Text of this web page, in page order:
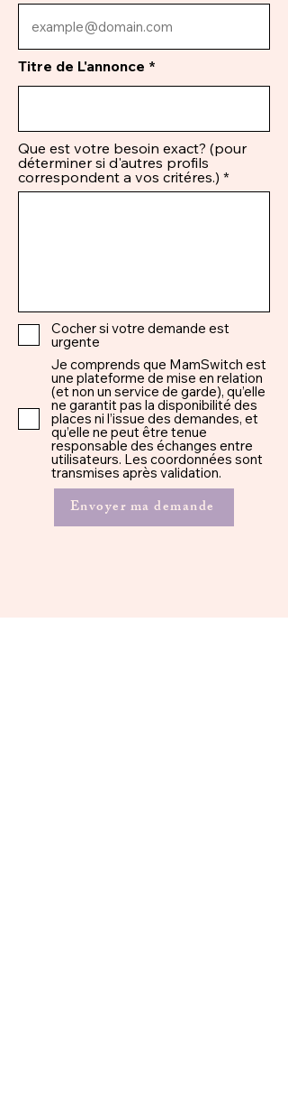
Titre de L'annonce
Que est votre besoin exact? (pour
déterminer si d'autres profils
correspondent a vos critéres.)
Cocher si votre demande est
urgente
Je comprends que MamSwitch est
une plateforme de mise en relation
(et non un service de garde), qu’elle
ne garantit pas la disponibilité des
places ni l’issue des demandes, et
qu’elle ne peut être tenue
responsable des échanges entre
utilisateurs. Les coordonnées sont
transmises après validation.
Envoyer ma demande